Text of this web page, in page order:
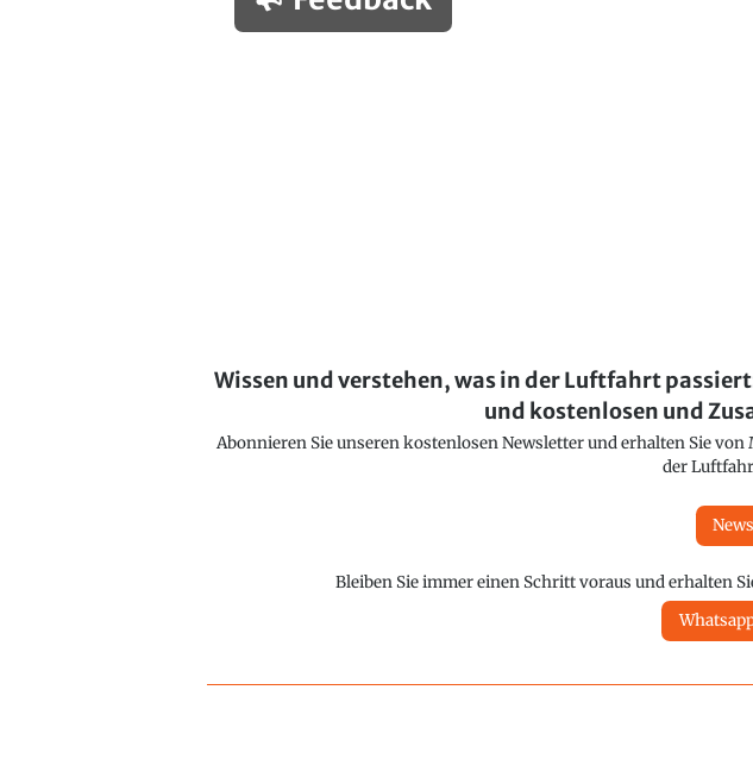
Wissen und verstehen, was in der Luftfahrt
und kostenlosen und
Abonnieren Sie unseren kostenlosen Newsletter und erhalten Sie
der
Bleiben Sie immer einen Schritt voraus und erhalten